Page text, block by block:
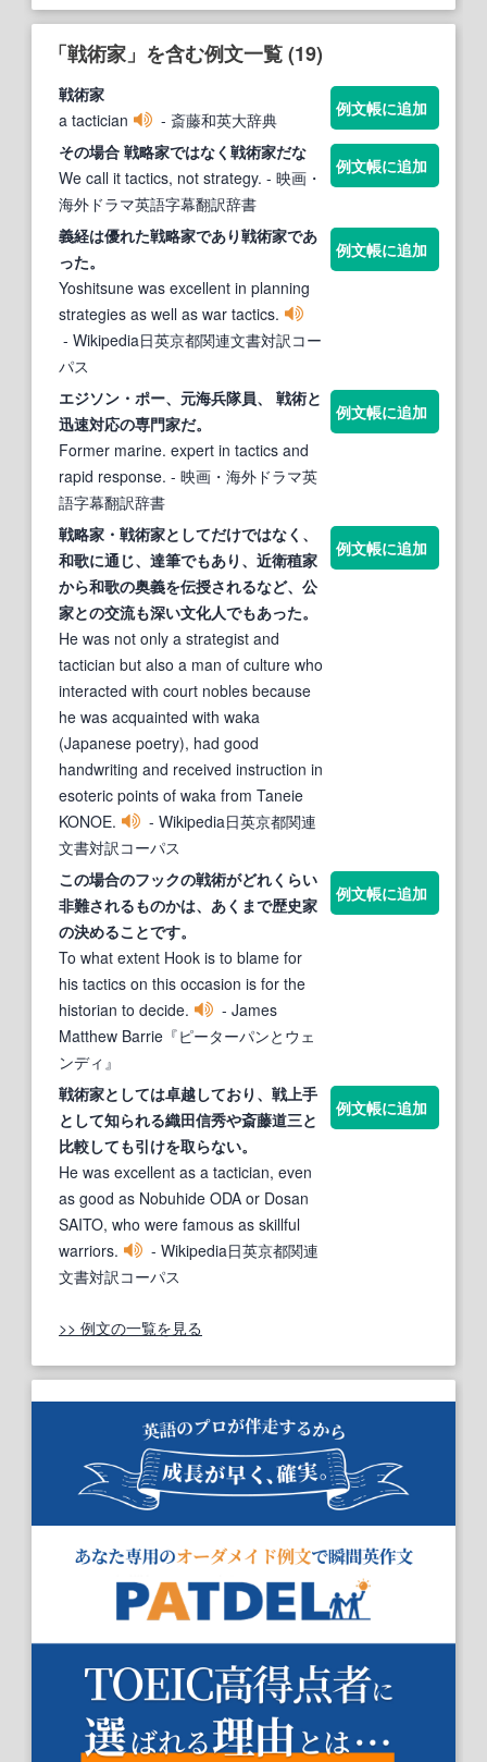
「戦術家」を含む例文一覧 (19)
戦術家
a tactician
- 斎藤和英大辞典
例文帳に追加
その場合 戦略家ではなく 戦術家だな
We call it tactics, not strategy. - 映画・
海外ドラマ英語字幕翻訳辞書
例文帳に追加
義経は優れた戦略家であり戦術家であ
った。
Yoshitsune was excellent in planning
strategies as well as war tactics.
- Wikipedia日英京都関連文書対訳コー
パス
例文帳に追加
エジソン・ポー、元海兵隊員、 戦術と
迅速対応の専門家だ。
Former marine. expert in tactics and
rapid response. - 映画・海外ドラマ英
語字幕翻訳辞書
例文帳に追加
戦略家 ・ 戦術家としてだけではなく、
和歌に通じ、達筆でもあり、近衛稙家
から和歌の奥義を伝授されるなど、公
家との交流も深い文化人でもあった。
He was not only a strategist and
tactician but also a man of culture who
interacted with court nobles because
he was acquainted with waka
(Japanese poetry), had good
handwriting and received instruction in
esoteric points of waka from Taneie
KONOE.
- Wikipedia日英京都関連
文書対訳コーパス
例文帳に追加
この場合のフックの戦術がどれくらい
非難されるものかは、あくまで歴史家
の決めることです。
To what extent Hook is to blame for
his tactics on this occasion is for the
historian to decide.
- James
Matthew Barrie『ピーターパンとウェ
ンディ』
例文帳に追加
戦術家としては卓越しており、戦上手
として知られる織田信秀や斎藤道三と
比較しても引けを取らない。
He was excellent as a tactician, even
as good as Nobuhide ODA or Dosan
SAITO, who were famous as skillful
warriors.
- Wikipedia日英京都関連
文書対訳コーパス
例文帳に追加
>> 例文の一覧を見る